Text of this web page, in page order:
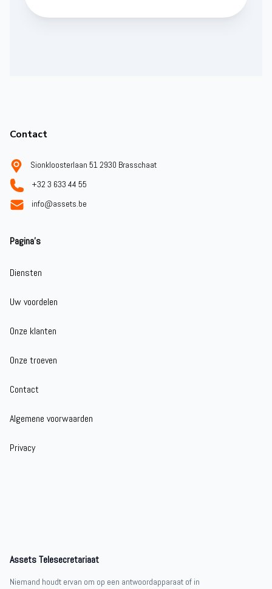
Contact
Sionkloosterlaan 51 2930 Brasschaat
+32 3 633 44 55
info@assets.be
Pagina's
Diensten
Uw voordelen
Onze klanten
Onze troeven
Contact
Algemene voorwaarden
Privacy
Assets Telesecretariaat
Niemand houdt ervan om op een antwoordapparaat of in